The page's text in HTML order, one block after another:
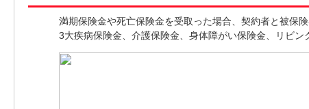
満期保険金や死亡保険金を受取った場合、契約者と被保
3大疾病保険金、介護保険金、身体障がい保険金、リビ